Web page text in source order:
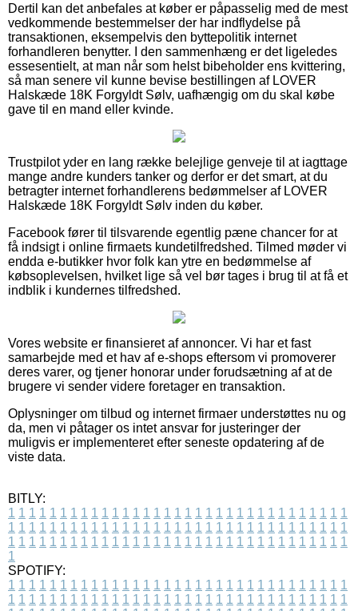
Dertil kan det anbefales at køber er påpasselig med de mest
vedkommende bestemmelser der har indflydelse på
transaktionen, eksempelvis den byttepolitik internet
forhandleren benytter. I den sammenhæng er det ligeledes
essesentielt, at man når som helst bibeholder ens kvittering,
så man senere vil kunne bevise bestillingen af LOVER
Halskæde 18K Forgyldt Sølv, uafhængig om du skal købe
gave til en mand eller kvinde.
Trustpilot yder en lang række belejlige genveje til at iagttage
mange andre kunders tanker og derfor er det smart, at du
betragter internet forhandlerens bedømmelser af LOVER
Halskæde 18K Forgyldt Sølv inden du køber.
Facebook fører til tilsvarende egentlig pæne chancer for at
få indsigt i online firmaets kundetilfredshed. Tilmed møder vi
endda e-butikker hvor folk kan ytre en bedømmelse af
købsoplevelsen, hvilket lige så vel bør tages i brug til at få et
indblik i kundernes tilfredshed.
Vores website er finansieret af annoncer. Vi har et fast
samarbejde med et hav af e-shops eftersom vi promoverer
deres varer, og tjener honorar under forudsætning af at de
brugere vi sender videre foretager en transaktion.
Oplysninger om tilbud og internet firmaer understøttes nu og
da, men vi påtager os intet ansvar for justeringer der
muligvis er implementeret efter seneste opdatering af de
viste data.
BITLY:
1 1 1 1 1 1 1 1 1 1 1 1 1 1 1 1 1 1 1 1 1 1 1 1 1 1 1 1 1 1 1 1 1
1 1 1 1 1 1 1 1 1 1 1 1 1 1 1 1 1 1 1 1 1 1 1 1 1 1 1 1 1 1 1 1 1
1 1 1 1 1 1 1 1 1 1 1 1 1 1 1 1 1 1 1 1 1 1 1 1 1 1 1 1 1 1 1 1 1
1
SPOTIFY:
1 1 1 1 1 1 1 1 1 1 1 1 1 1 1 1 1 1 1 1 1 1 1 1 1 1 1 1 1 1 1 1 1
1 1 1 1 1 1 1 1 1 1 1 1 1 1 1 1 1 1 1 1 1 1 1 1 1 1 1 1 1 1 1 1 1